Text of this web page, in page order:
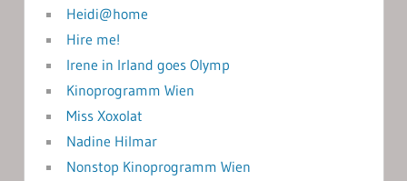
Heidi@home
Hire me!
Irene in Irland goes Olymp
Kinoprogramm Wien
Miss Xoxolat
Nadine Hilmar
Nonstop Kinoprogramm Wien